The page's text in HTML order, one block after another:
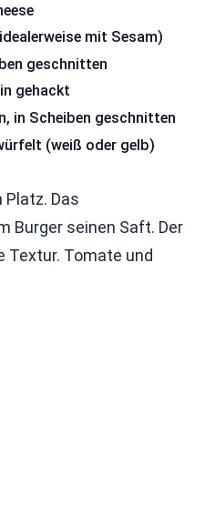
mit Sesam)
geschnitten
gehackt
in Scheiben geschnitten
(weiß oder gelb)
Das
Burger seinen Saft. Der
Textur. Tomate und